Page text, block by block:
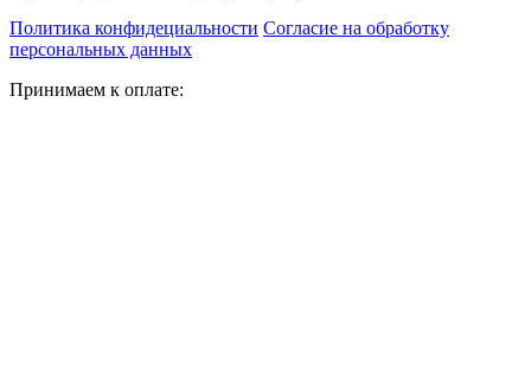
Политика конфидециальности Согласие на обработку
персональных данных
Принимаем к оплате: